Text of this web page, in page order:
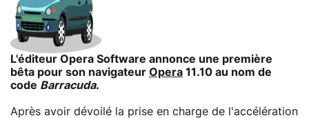
L'éditeur Opera Software annonce une première
bêta pour son navigateur Opera 11.10 au nom de
code Barracuda.
Après avoir dévoilé la prise en charge de l'accélération